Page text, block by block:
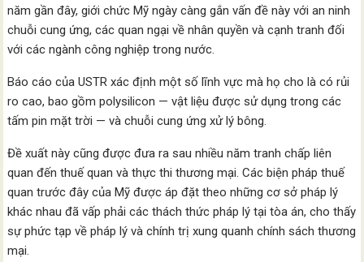
năm gần đây, giới chức Mỹ ngày càng gắn vấn đề này với an ninh
chuỗi cung ứng, các quan ngại về nhân quyền và cạnh tranh đối
với các ngành công nghiệp trong nước.
Báo cáo của USTR xác định một số lĩnh vực mà họ cho là có rủi
ro cao, bao gồm polysilicon — vật liệu được sử dụng trong các
tấm pin mặt trời — và chuỗi cung ứng xử lý bông.
Đề xuất này cũng được đưa ra sau nhiều năm tranh chấp liên
quan đến thuế quan và thực thi thương mại. Các biện pháp thuế
quan trước đây của Mỹ được áp đặt theo những cơ sở pháp lý
khác nhau đã vấp phải các thách thức pháp lý tại tòa án, cho thấy
sự phức tạp về pháp lý và chính trị xung quanh chính sách thương
mại.